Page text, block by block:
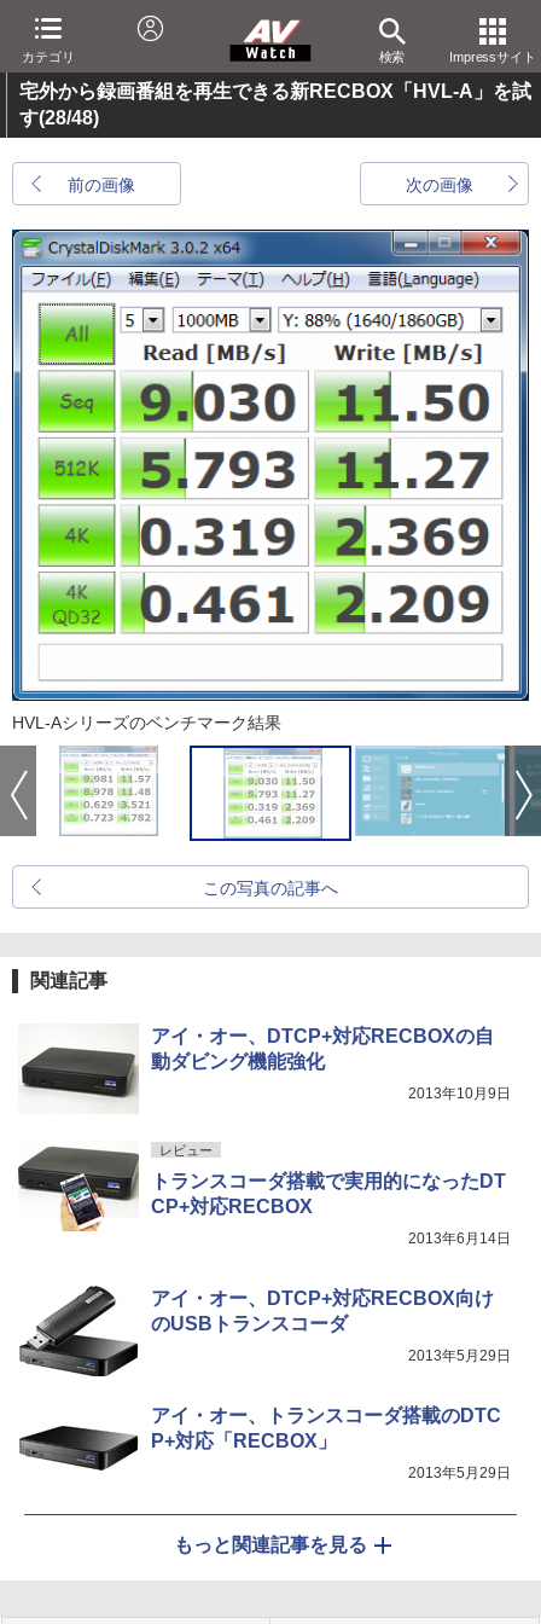
カテゴリ 検索 Impressサイト
宅外から録画番組を再生できる新RECBOX「HVL-A」を試
す(28/48)
前の画像 次の画像
HVL-Aシリーズのベンチマーク結果
この写真の記事へ
関連記事
アイ・オー、DTCP+対応RECBOXの自
動ダビング機能強化
2013年10月9日
レビュー
トランスコーダ搭載で実用的になったDT
CP+対応RECBOX
2013年6月14日
アイ・オー、DTCP+対応RECBOX向け
のUSBトランスコーダ
2013年5月29日
アイ・オー、トランスコーダ搭載のDTC
P+対応「RECBOX」
2013年5月29日
もっと関連記事を見る